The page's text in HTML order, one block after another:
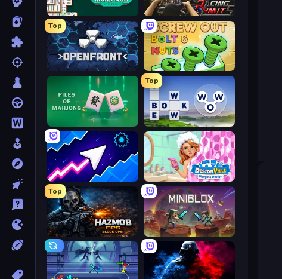
Racing Limits
Mahjongg Solitaire
Screw Out: Bolts and Nuts
Top
Openfront
Top
Words of Wonders
Piles of Mahjong
Designville: Merge & Design
Space Waves
Miniblox
Top
Hazmob FPS: Online Shooter